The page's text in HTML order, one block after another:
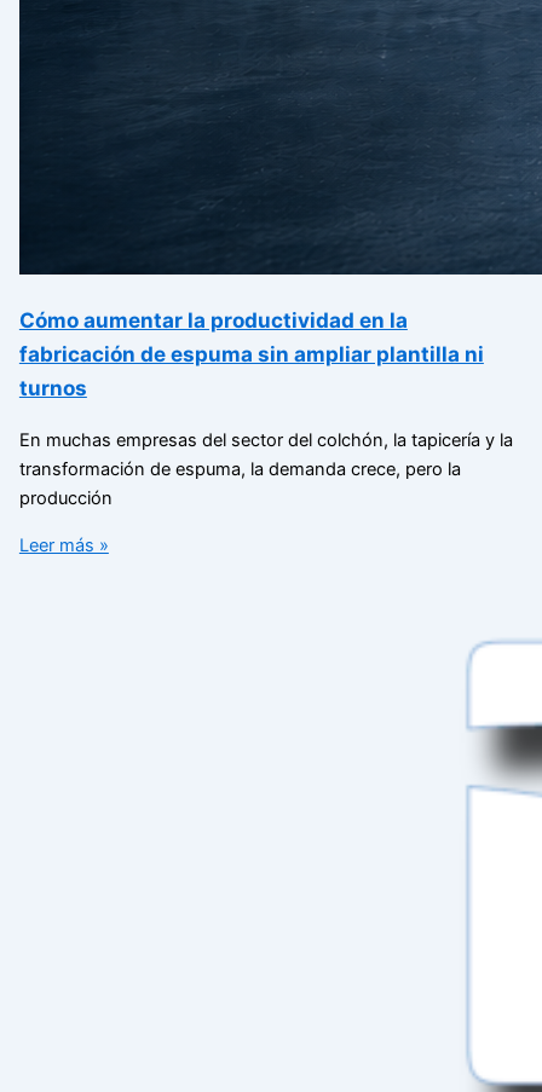
Cómo aumentar la productividad en la
fabricación de espuma sin ampliar plantilla ni
turnos
En muchas empresas del sector del colchón, la tapicería y la
transformación de espuma, la demanda crece, pero la
producción
Leer más »